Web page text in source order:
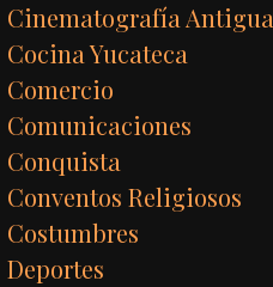
Cinematografía Antigua
Cocina Yucateca
Comercio
Comunicaciones
Conquista
Conventos Religiosos
Costumbres
Deportes